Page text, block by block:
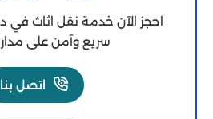
احجز الآن خدمة نقل اثاث في
سريع وآمن على مدار
اتصل بنا